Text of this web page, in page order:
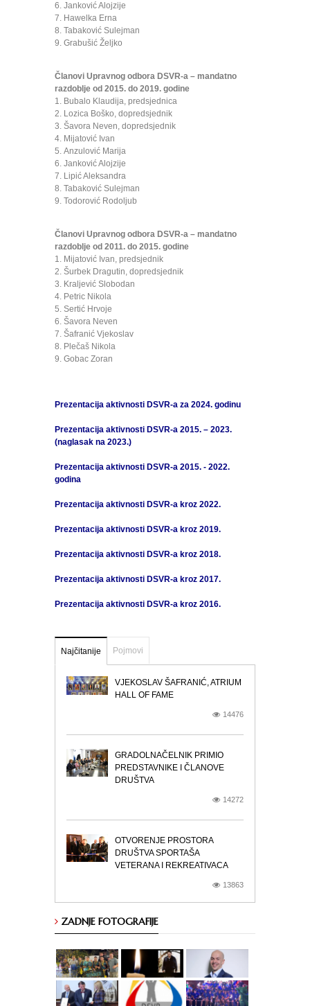
6. Janković Alojzije
7. Hawelka Erna
8. Tabaković Sulejman
9. Grabušić Željko
Članovi Upravnog odbora DSVR-a – mandatno
razdoblje od 2015. do 2019. godine
1. Bubalo Klaudija, predsjednica
2. Lozica Boško, dopredsjednik
3. Šavora Neven, dopredsjednik
4. Mijatović Ivan
5. Anzulović Marija
6. Janković Alojzije
7. Lipić Aleksandra
8. Tabaković Sulejman
9. Todorović Rodoljub
Članovi Upravnog odbora DSVR-a – mandatno
razdoblje od 2011. do 2015. godine
1. Mijatović Ivan, predsjednik
2. Šurbek Dragutin, dopredsjednik
3. Kraljević Slobodan
4. Petric Nikola
5. Sertić Hrvoje
6. Šavora Neven
7. Šafranić Vjekoslav
8. Plečaš Nikola
9. Gobac Zoran
Prezentacija aktivnosti DSVR-a za 2024. godinu
Prezentacija aktivnosti DSVR-a 2015. – 2023.
(naglasak na 2023.)
Prezentacija aktivnosti DSVR-a 2015. - 2022.
godina
Prezentacija aktivnosti DSVR-a kroz 2022.
Prezentacija aktivnosti DSVR-a kroz 2019.
Prezentacija aktivnosti DSVR-a kroz 2018.
Prezentacija aktivnosti DSVR-a kroz 2017.
Prezentacija aktivnosti DSVR-a kroz 2016.
Najčitanije Pojmovi
VJEKOSLAV ŠAFRANIĆ, ATRIUM
HALL OF FAME
14476
GRADOLNAČELNIK PRIMIO
PREDSTAVNIKE I ČLANOVE
DRUŠTVA
14272
OTVORENJE PROSTORA
DRUŠTVA SPORTAŠA
VETERANA I REKREATIVACA
13863
ZADNJE FOTOGRAFIJE